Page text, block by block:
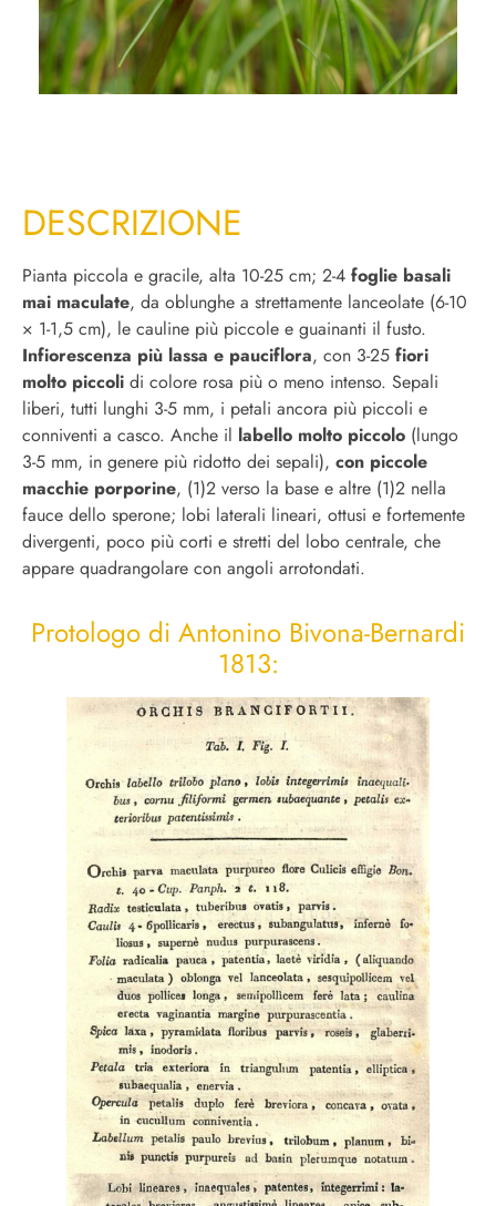
DESCRIZIONE
Pianta piccola e gracile, alta 10-25 cm; 2-4 foglie basali
mai maculate, da oblunghe a strettamente lanceolate (6-10
× 1-1,5 cm), le cauline più piccole e guainanti il fusto.
Infiorescenza più lassa e pauciflora, con 3-25 fiori
molto piccoli di colore rosa più o meno intenso. Sepali
liberi, tutti lunghi 3-5 mm, i petali ancora più piccoli e
conniventi a casco. Anche il labello molto piccolo (lungo
3-5 mm, in genere più ridotto dei sepali), con piccole
macchie porporine, (1)2 verso la base e altre (1)2 nella
fauce dello sperone; lobi laterali lineari, ottusi e fortemente
divergenti, poco più corti e stretti del lobo centrale, che
appare quadrangolare con angoli arrotondati.
Protologo di Antonino Bivona-Bernardi
1813: